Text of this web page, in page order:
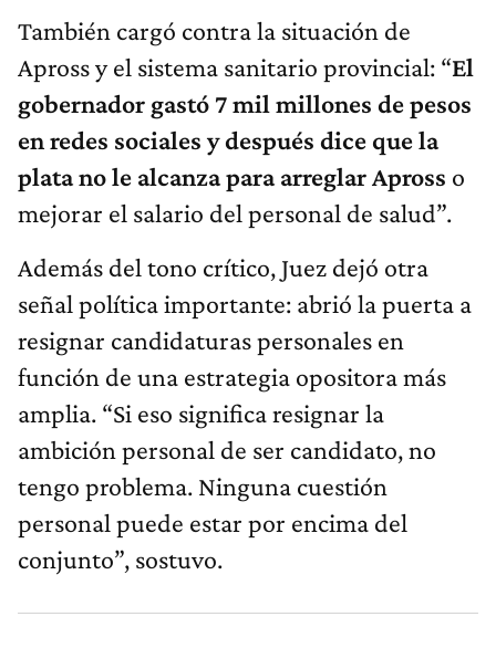
También cargó contra la situación de
Apross y el sistema sanitario provincial: “El
gobernador gastó 7 mil millones de pesos
en redes sociales y después dice que la
plata no le alcanza para arreglar Apross o
mejorar el salario del personal de salud”.
Además del tono crítico, Juez dejó otra
señal política importante: abrió la puerta a
resignar candidaturas personales en
función de una estrategia opositora más
amplia. “Si eso significa resignar la
ambición personal de ser candidato, no
tengo problema. Ninguna cuestión
personal puede estar por encima del
conjunto”, sostuvo.